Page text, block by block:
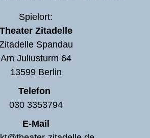
Spielort:
Theater Zitadelle
Spandau
Am Juliusturm 64
13599 Berlin
Telefon
030 3353794
E-Mail